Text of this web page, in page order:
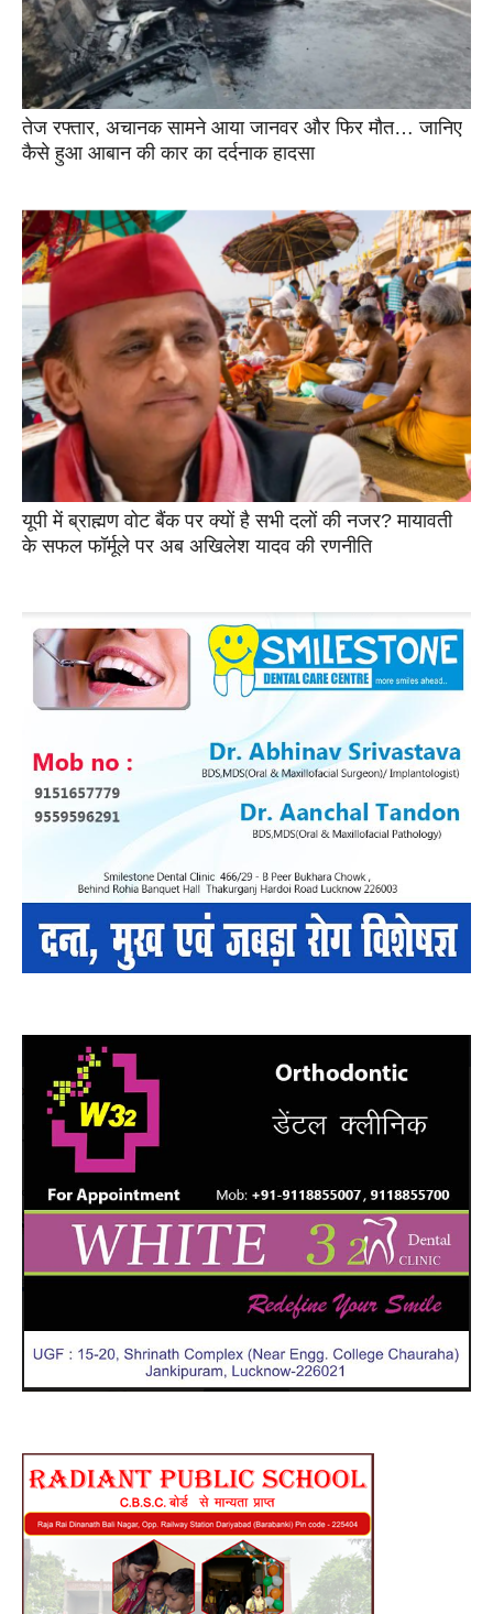
तेज रफ्तार, अचानक सामने आया जानवर और फिर मौत… जानिए
कैसे हुआ आबान की कार का दर्दनाक हादसा
यूपी में ब्राह्मण वोट बैंक पर क्यों है सभी दलों की नजर? मायावती
के सफल फॉर्मूले पर अब अखिलेश यादव की रणनीति